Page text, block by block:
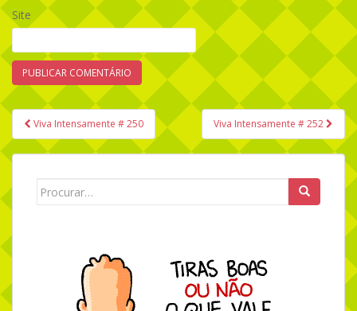
Site
Navegação de Post
Viva Intensamente # 250 Viva Intensamente # 252
Search for: